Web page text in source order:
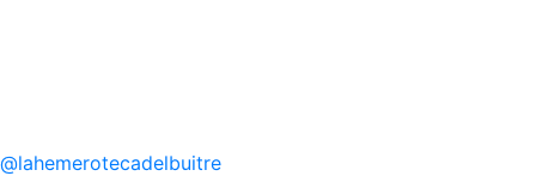
@lahemerotecadelbuitre